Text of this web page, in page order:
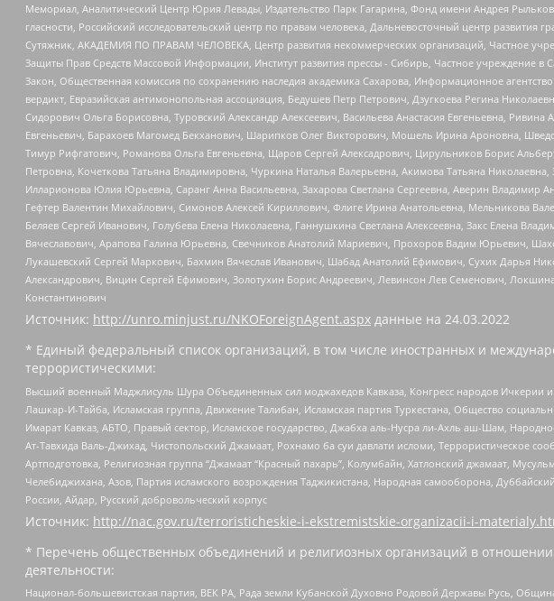
Мемориал, Аналитический Центр Юрия Левады, Издательство Парк Гагарина, Фонд имени Андрея
гласности, Российский исследовательский центр по правам человека, Дальневосточный центр развития
Сутяжник, АКАДЕМИЯ ПО ПРАВАМ ЧЕЛОВЕКА, Центр развития некоммерческих организаций, Частное
Защиты Прав Средств Массовой Информации, Институт развития прессы - Сибирь, Частное учреждение
Закон, Общественная комиссия по сохранению наследия академика Сахарова, Информационное
вердикт, Евразийская антимонопольная ассоциация, Бедушев Петр Петрович, Дзугкоева Регина
Сидорович Ольга Борисовна, Туровский Александр Алексеевич, Васильева Анастасия Евгеньевна,
Евгеньевич, Барахоев Магомед Бекханович, Шарипков Олег Викторович, Мошель Ирина Ароновна,
Тимур Рифгатович, Романова Ольга Евгеньевна, Щаров Сергей Алексадрович, Цирульников Борис
Петровна, Кочеткова Татьяна Владимировна, Чуркина Наталья Валерьевна, Акимова Татьяна
Илларионова Юлия Юрьевна, Саранг Анна Васильевна, Захарова Светлана Сергеевна, Аверин
Гефтер Валентин Михайлович, Симонов Алексей Кириллович, Флиге Ирина Анатольевна, Мельникова
Беляев Сергей Иванович, Голубева Елена Николаевна, Ганнушкина Светлана Алексеевна, Закс Елена
Вячеславович, Арапова Галина Юрьевна, Свечников Анатолий Мариевич, Прохоров Вадим Юрьевич,
Лукашевский Сергей Маркович, Бахмин Вячеслав Иванович, Шабад Анатолий Ефимович, Сухих Дарья
Александрович, Вицин Сергей Ефимович, Золотухин Борис Андреевич, Левинсон Лев Семенович,
Константинович
Источник: http://unro.minjust.ru/NKOForeignAgent.aspx данные на 24.03.2022
* Единый федеральный список организаций, в том числе иностранных и
террористическими:
Высший военный Маджлисуль Шура Объединенных сил моджахедов Кавказа, Конгресс народов Ичкерии и
Лашкар-И-Тайба, Исламская группа, Движение Талибан, Исламская партия Туркестана, Общество
Имарат Кавказ, АБТО, Правый сектор, Исламское государство, Джабха аль-Нусра ли-Ахль аш-Шам,
Ат-Тавхида Валь-Джихад, Чистопольский Джамаат, Рохнамо ба суи давлати исломи, Террористическое
Артподготовка, Религиозная группа “Джамаат “Красный пахарь”, Колумбайн, Хатлонский джамаат,
Челебиджихана, Азов, Партия исламского возрождения Таджикистана, Народная самооборона,
России, Айдар, Русский добровольческий корпус
Источник: http://nac.gov.ru/terroristicheskie-i-ekstremistskie-organizacii-i-
* Перечень общественных объединений и религиозных организаций в
деятельности:
Национал-большевистская партия, ВЕК РА, Рада земли Кубанской Духовно Родовой Державы Русь,